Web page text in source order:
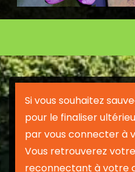
Si vous souhaitez
pour le finaliser
par vous connecter à
Vous retrouverez
reconnectant à votre